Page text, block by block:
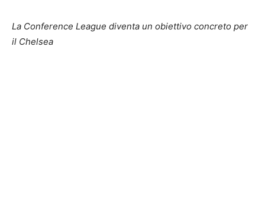
La Conference League diventa un obiettivo concreto per
il Chelsea